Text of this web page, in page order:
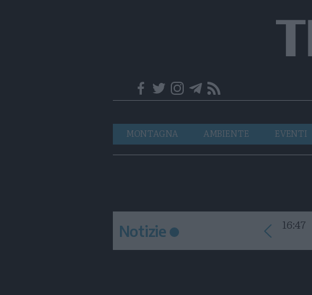
Navigazione
principale
MONTAGNA AMBIENTE EVENTI
Notizie 16:47